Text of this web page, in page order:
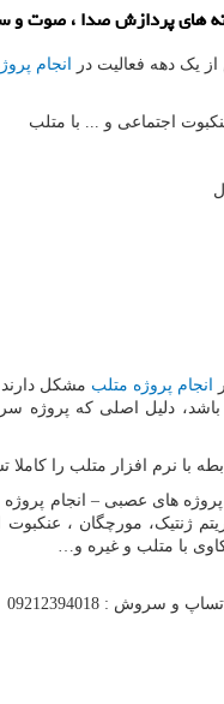
های پردازش صدا ، صوت
از یک دهه فعالیت در انجام
اجتماعی و ... با متلب
انجام پروژه متلب مشکل
باشد، دلیل اصلی که
با نرم افزار متلب را
های عصبی – انجام
ژنتیک، مورچگان ،
با متلب و غیره و
سروش : 09212394018